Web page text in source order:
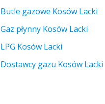
Butle gazowe Kosów Lacki
Gaz płynny Kosów Lacki
LPG Kosów Lacki
Dostawcy gazu Kosów Lacki